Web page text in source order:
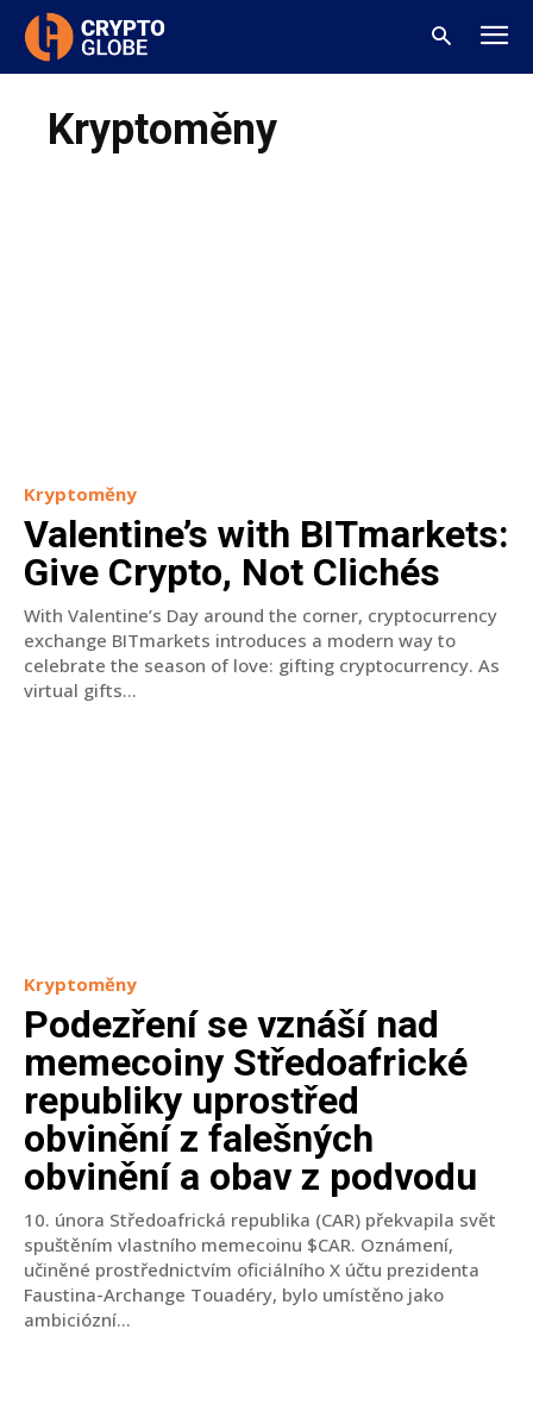
Kryptoměny
Kryptoměny
Valentine’s with BITmarkets:
Give Crypto, Not Clichés
With Valentine’s Day around the corner, cryptocurrency
exchange BITmarkets introduces a modern way to
celebrate the season of love: gifting cryptocurrency. As
virtual gifts...
Kryptoměny
Podezření se vznáší nad
memecoiny Středoafrické
republiky uprostřed
obvinění z falešných
obvinění a obav z podvodu
10. února Středoafrická republika (CAR) překvapila svět
spuštěním vlastního memecoinu $CAR. Oznámení,
učiněné prostřednictvím oficiálního X účtu prezidenta
Faustina-Archange Touadéry, bylo umístěno jako
ambiciózní...